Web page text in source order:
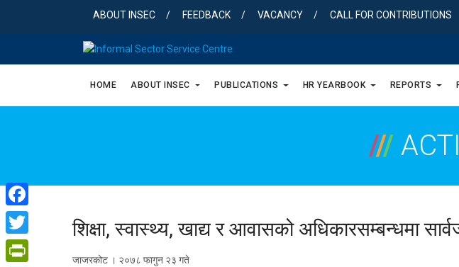
ABOUT INSEC FEEDBACK VACANCY CALL FOR CONTRIBUTIONS
HOME ABOUT INSEC PUBLICATIONS HR YEARBOOK REPORTS
///
शिक्षा, स्वास्थ्य, खाद्य र आवासको अधिकारसम्बन्धमा
जाजरकोट । २०७८ फागुन २३ गते
Facebook
Twitter